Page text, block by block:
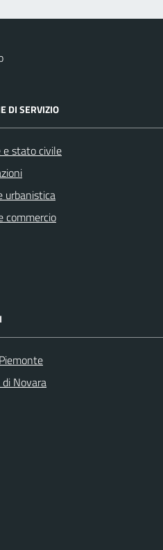
DI SERVIZIO
e stato civile
urbanistica
commercio
Novara